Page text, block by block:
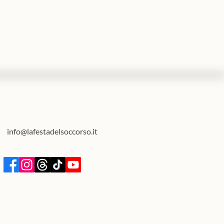
luminarie Festa del
2026: questa sera in
info@lafestadelsoccorso.it